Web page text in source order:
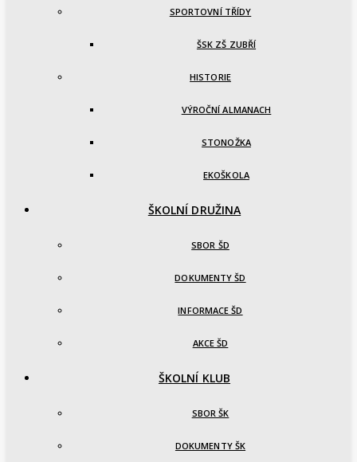
SPORTOVNÍ TŘÍDY
ŠSK ZŠ ZUBŘÍ
HISTORIE
VÝROČNÍ ALMANACH
STONOŽKA
EKOŠKOLA
ŠKOLNÍ DRUŽINA
SBOR ŠD
DOKUMENTY ŠD
INFORMACE ŠD
AKCE ŠD
ŠKOLNÍ KLUB
SBOR ŠK
DOKUMENTY ŠK